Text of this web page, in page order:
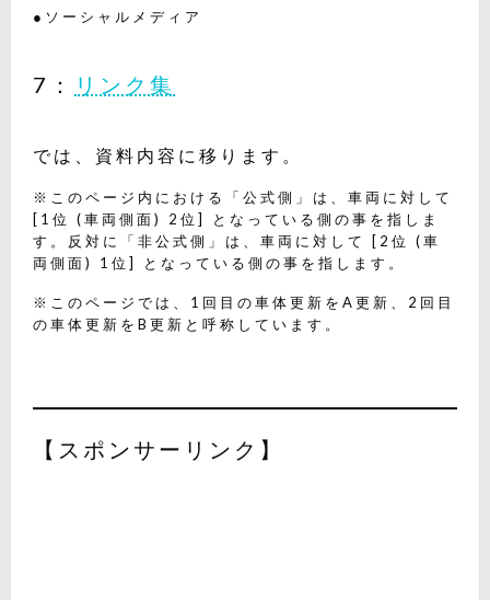
●ソーシャルメディア
7： リンク集
では、資料内容に移ります。
※このページ内における「公式側」は、車両に対して
[1位 (車両側面) 2位] となっている側の事を指しま
す。反対に「非公式側」は、車両に対して [2位 (車
両側面) 1位] となっている側の事を指します。
※このページでは、1回目の車体更新をA更新、2回目
の車体更新をB更新と呼称しています。
【スポンサーリンク】